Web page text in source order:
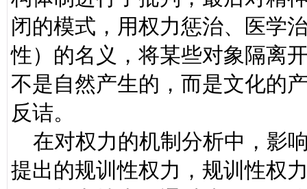
闭的模式，用权力惩治、医学
性）的名义，将某些对象隔离
不是自然产生的，而是文化的
反诘。
在对权力的机制分析中，影
提出的规训性权力，规训性权